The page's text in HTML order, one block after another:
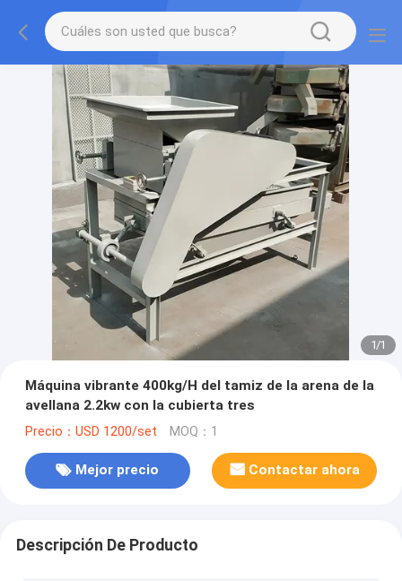
1/1
Máquina vibrante 400kg/H del tamiz de la arena de la
avellana 2.2kw con la cubierta tres
Precio：USD 1200/set MOQ：1
Mejor precio Contactar ahora
Descripción De Producto